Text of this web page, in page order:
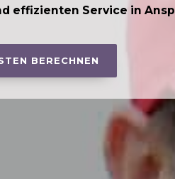
effizienten Service in
BERECHNEN